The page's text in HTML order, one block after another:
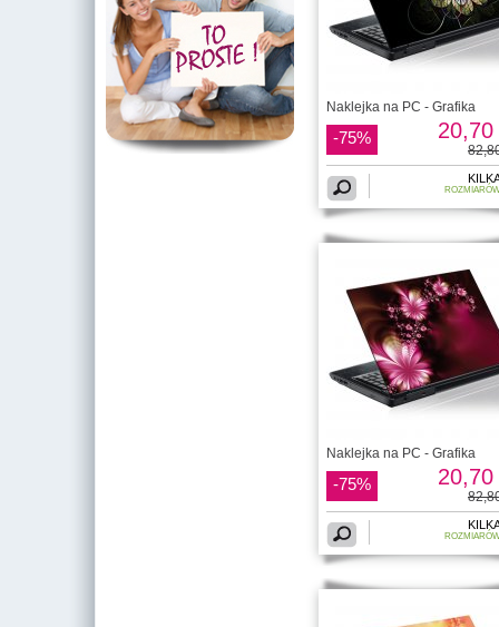
Naklejka na PC - Grafika
-75% 20,70
Naklejka na PC - Grafika
-75% 20,70